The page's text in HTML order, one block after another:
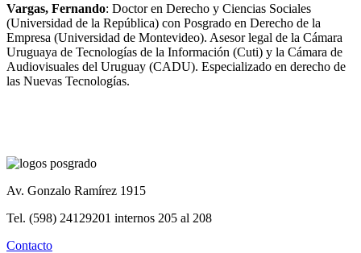
Vargas, Fernando: Doctor en Derecho y Ciencias Sociales
(Universidad de la República) con Posgrado en Derecho de la
Empresa (Universidad de Montevideo). Asesor legal de la Cámara
Uruguaya de Tecnologías de la Información (Cuti) y la Cámara de
Audiovisuales del Uruguay (CADU). Especializado en derecho de
las Nuevas Tecnologías.
Av. Gonzalo Ramírez 1915
Tel. (598) 24129201 internos 205 al 208
Contacto